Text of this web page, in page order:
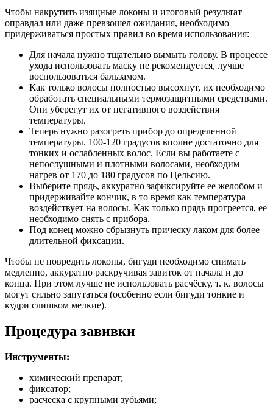
Чтобы накрутить изящные локоны и итоговый результат
оправдал или даже превзошел ожидания, необходимо
придерживаться простых правил во время использования:
Для начала нужно тщательно вымыть голову. В процессе
ухода использовать маску не рекомендуется, лучше
воспользоваться бальзамом.
Как только волосы полностью высохнут, их необходимо
обработать специальными термозащитными средствами.
Они уберегут их от негативного воздействия
температуры.
Теперь нужно разогреть прибор до определенной
температуры. 100-120 градусов вполне достаточно для
тонких и ослабленных волос. Если вы работаете с
непослушными и плотными волосами, необходим
нагрев от 170 до 180 градусов по Цельсию.
Выберите прядь, аккуратно зафиксируйте ее желобом и
придерживайте кончик, в то время как температура
воздействует на волосы. Как только прядь прогреется, ее
необходимо снять с прибора.
Под конец можно сбрызнуть прическу лаком для более
длительной фиксации.
Чтобы не повредить локоны, бигуди необходимо снимать
медленно, аккуратно раскручивая завиток от начала и до
конца. При этом лучше не использовать расчёску, т. к. волосы
могут сильно запутаться (особенно если бигуди тонкие и
кудри слишком мелкие).
Процедура завивки
Инструменты:
химический препарат;
фиксатор;
расческа с крупными зубьями;